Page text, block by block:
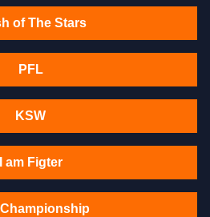
of The Stars
PFL
KSW
I am Figter